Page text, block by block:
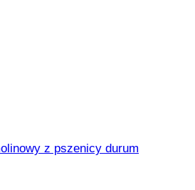
z pszenicy durum